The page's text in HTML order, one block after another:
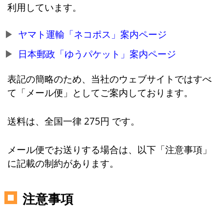
利用しています。
ヤマト運輸「ネコポス」案内ページ
日本郵政「ゆうパケット」案内ページ
表記の簡略のため、当社のウェブサイトではすべ
て「メール便」としてご案内しております。
送料は、全国一律 275円 です。
メール便でお送りする場合は、以下「注意事項」
に記載の制約があります。
注意事項